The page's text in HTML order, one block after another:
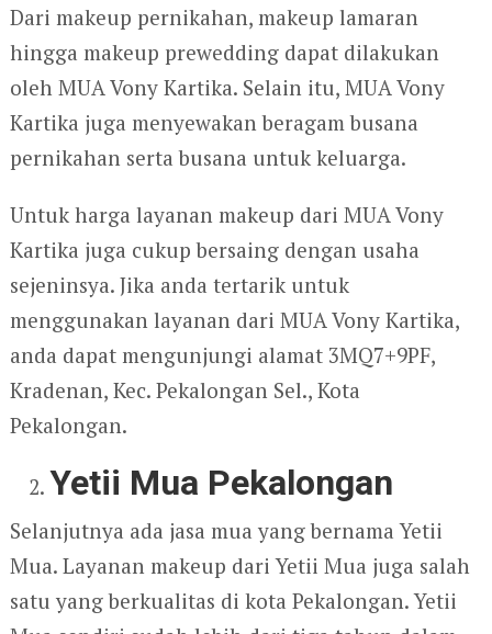
Dari makeup pernikahan, makeup lamaran
hingga makeup prewedding dapat dilakukan
oleh MUA Vony Kartika. Selain itu, MUA Vony
Kartika juga menyewakan beragam busana
pernikahan serta busana untuk keluarga.
Untuk harga layanan makeup dari MUA Vony
Kartika juga cukup bersaing dengan usaha
sejeninsya. Jika anda tertarik untuk
menggunakan layanan dari MUA Vony Kartika,
anda dapat mengunjungi alamat 3MQ7+9PF,
Kradenan, Kec. Pekalongan Sel., Kota
Pekalongan.
Yetii Mua Pekalongan
Selanjutnya ada jasa mua yang bernama Yetii
Mua. Layanan makeup dari Yetii Mua juga salah
satu yang berkualitas di kota Pekalongan. Yetii